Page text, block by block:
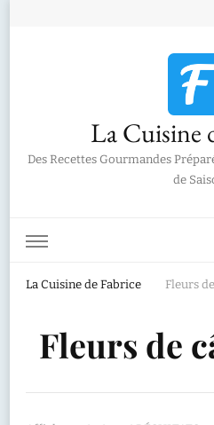
La Cuisine
Des Recettes Gourmandes
de
La Cuisine de Fabrice Fleurs
Fleurs de